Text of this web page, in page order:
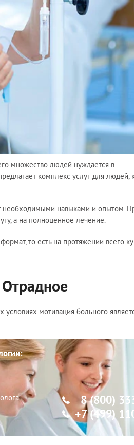
множество людей нуждается в
комплекс услуг для людей,
необходимыми навыками и опытом.
а на полноценное лечение.
то есть на протяжении всего
мотивация больного
8 (800)
+7 (499)